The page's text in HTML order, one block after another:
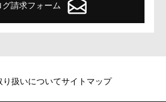
グ請求フォーム
り扱いについてサイトマップ